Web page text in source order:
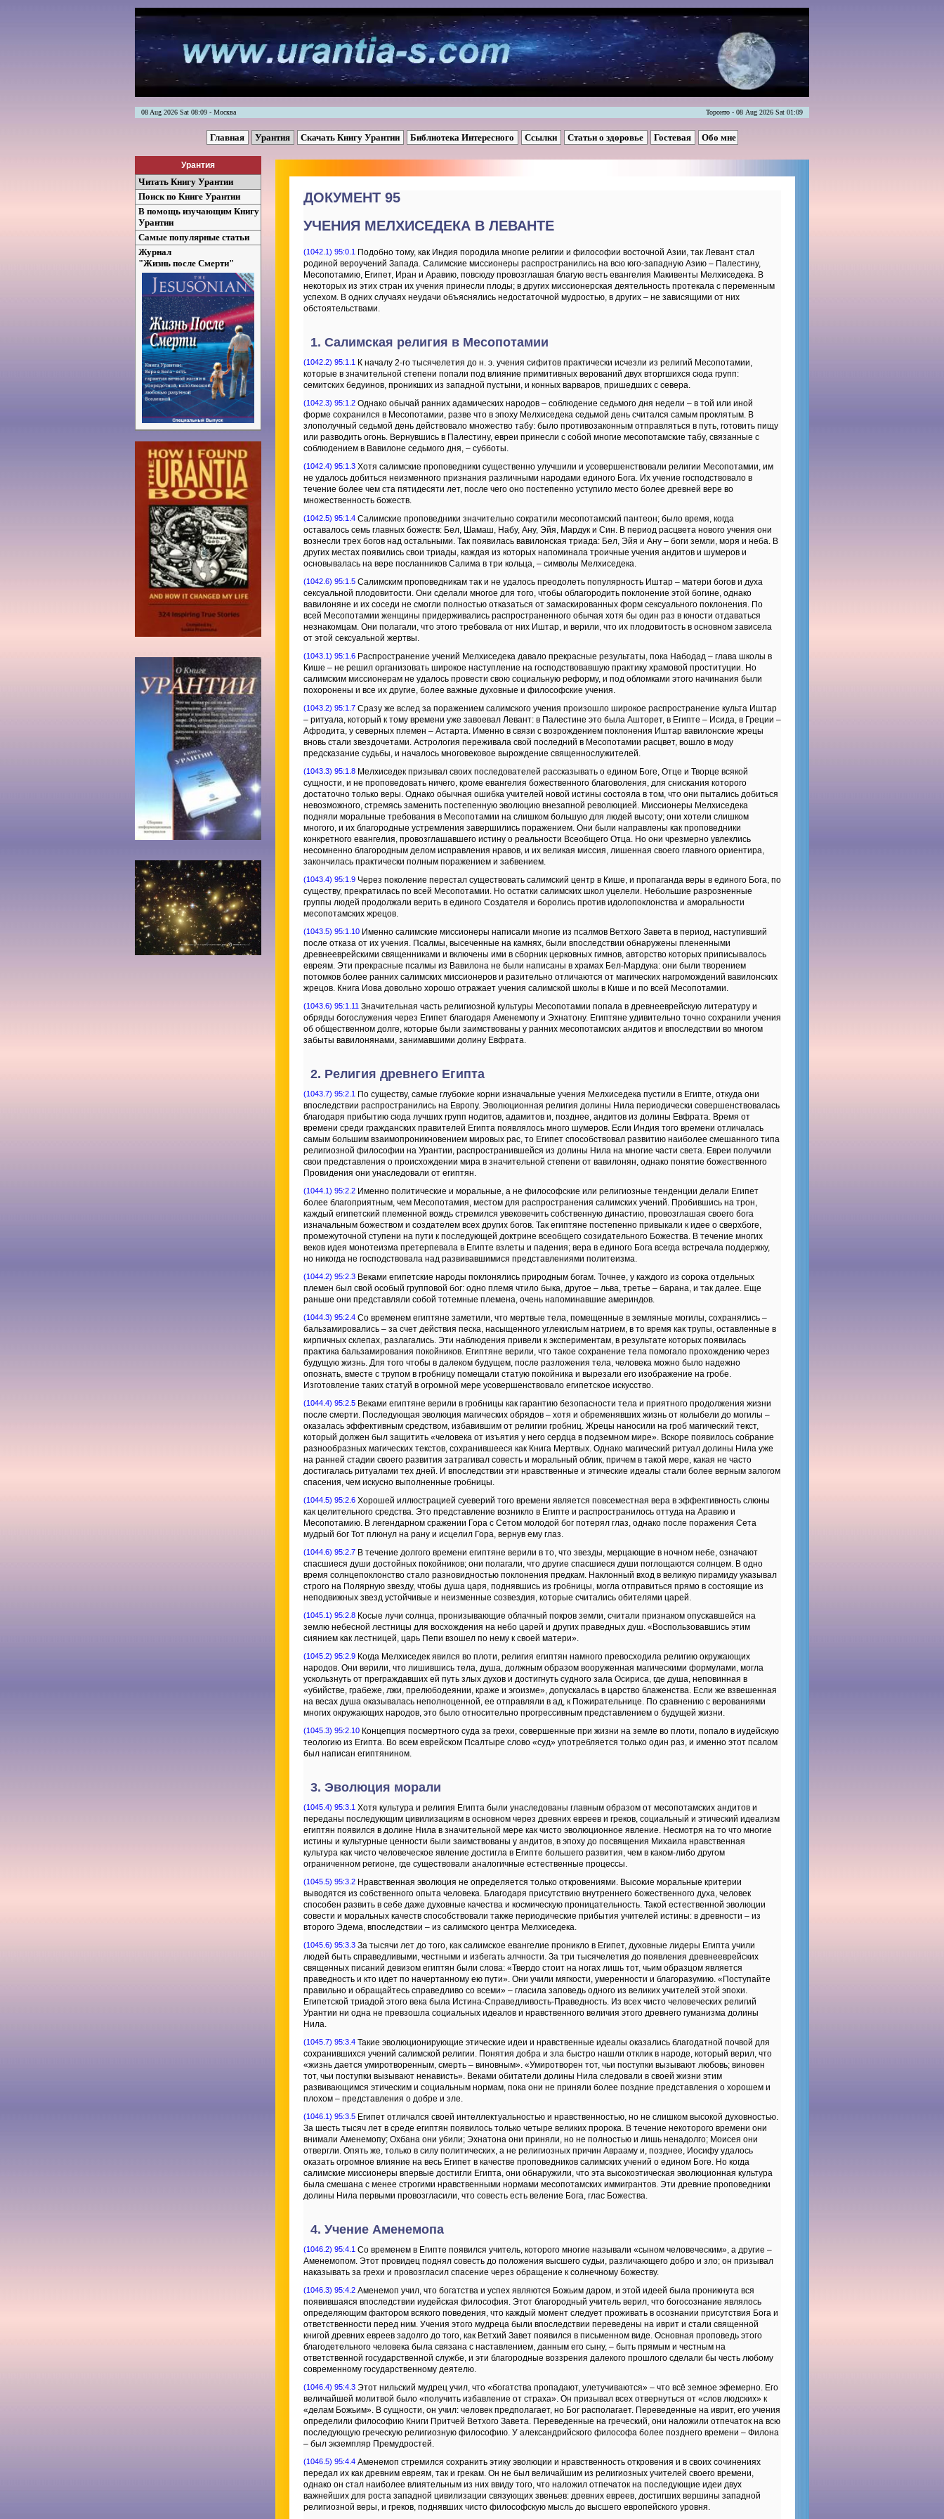
08 Aug 2026 Sat 08:09 - Москва Торонто - 08 Aug 2026 Sat 01:09
Главная Урантия Скачать Книгу Урантии Библиотека Интересного Ссылки Статьи о здоровье Гостевая Обо мне
Урантия
Читать Книгу Урантии
Поиск по Книге Урантии
В помощь изучающим Книгу
Урантии
Самые популярные статьи
Журнал
"Жизнь после Смерти"
ДОКУМЕНТ 95
УЧЕНИЯ МЕЛХИСЕДЕКА В ЛЕВАНТЕ
(1042.1) 95:0.1 Подобно тому, как Индия породила многие религии и философии восточной Азии, так Левант стал
родиной вероучений Запада. Салимские миссионеры распространились на всю юго-западную Азию – Палестину,
Месопотамию, Египет, Иран и Аравию, повсюду провозглашая благую весть евангелия Макивенты Мелхиседека. В
некоторых из этих стран их учения принесли плоды; в других миссионерская деятельность протекала с переменным
успехом. В одних случаях неудачи объяснялись недостаточной мудростью, в других – не зависящими от них
обстоятельствами.
1. Салимская религия в Месопотамии
(1042.2) 95:1.1 К началу 2-го тысячелетия до н. э. учения сифитов практически исчезли из религий Месопотамии,
которые в значительной степени попали под влияние примитивных верований двух вторгшихся сюда групп:
семитских бедуинов, проникших из западной пустыни, и конных варваров, пришедших с севера.
(1042.3) 95:1.2 Однако обычай ранних адамических народов – соблюдение седьмого дня недели – в той или иной
форме сохранился в Месопотамии, разве что в эпоху Мелхиседека седьмой день считался самым проклятым. В
злополучный седьмой день действовало множество табу: было противозаконным отправляться в путь, готовить пищу
или разводить огонь. Вернувшись в Палестину, евреи принесли с собой многие месопотамские табу, связанные с
соблюдением в Вавилоне седьмого дня, – субботы.
(1042.4) 95:1.3 Хотя салимские проповедники существенно улучшили и усовершенствовали религии Месопотамии, им
не удалось добиться неизменного признания различными народами единого Бога. Их учение господствовало в
течение более чем ста пятидесяти лет, после чего оно постепенно уступило место более древней вере во
множественность божеств.
(1042.5) 95:1.4 Салимские проповедники значительно сократили месопотамский пантеон; было время, когда
оставалось семь главных божеств: Бел, Шамаш, Набу, Ану, Эйя, Мардук и Син. В период расцвета нового учения они
вознесли трех богов над остальными. Так появилась вавилонская триада: Бел, Эйя и Ану – боги земли, моря и неба. В
других местах появились свои триады, каждая из которых напоминала троичные учения андитов и шумеров и
основывалась на вере посланников Салима в три кольца, – символы Мелхиседека.
(1042.6) 95:1.5 Салимским проповедникам так и не удалось преодолеть популярность Иштар – матери богов и духа
сексуальной плодовитости. Они сделали многое для того, чтобы облагородить поклонение этой богине, однако
вавилоняне и их соседи не смогли полностью отказаться от замаскированных форм сексуального поклонения. По
всей Месопотамии женщины придерживались распространенного обычая хотя бы один раз в юности отдаваться
незнакомцам. Они полагали, что этого требовала от них Иштар, и верили, что их плодовитость в основном зависела
от этой сексуальной жертвы.
(1043.1) 95:1.6 Распространение учений Мелхиседека давало прекрасные результаты, пока Набодад – глава школы в
Кише – не решил организовать широкое наступление на господствовавшую практику храмовой проституции. Но
салимским миссионерам не удалось провести свою социальную реформу, и под обломками этого начинания были
похоронены и все их другие, более важные духовные и философские учения.
(1043.2) 95:1.7 Сразу же вслед за поражением салимского учения произошло широкое распространение культа Иштар
– ритуала, который к тому времени уже завоевал Левант: в Палестине это была Ашторет, в Египте – Исида, в Греции –
Афродита, у северных племен – Астарта. Именно в связи с возрождением поклонения Иштар вавилонские жрецы
вновь стали звездочетами. Астрология переживала свой последний в Месопотамии расцвет, вошло в моду
предсказание судьбы, и началось многовековое вырождение священнослужителей.
(1043.3) 95:1.8 Мелхиседек призывал своих последователей рассказывать о едином Боге, Отце и Творце всякой
сущности, и не проповедовать ничего, кроме евангелия божественного благоволения, для снискания которого
достаточно только веры. Однако обычная ошибка учителей новой истины состояла в том, что они пытались добиться
невозможного, стремясь заменить постепенную эволюцию внезапной революцией. Миссионеры Мелхиседека
подняли моральные требования в Месопотамии на слишком большую для людей высоту; они хотели слишком
многого, и их благородные устремления завершились поражением. Они были направлены как проповедники
конкретного евангелия, провозглашавшего истину о реальности Всеобщего Отца. Но они чрезмерно увлеклись
несомненно благородным делом исправления нравов, и их великая миссия, лишенная своего главного ориентира,
закончилась практически полным поражением и забвением.
(1043.4) 95:1.9 Через поколение перестал существовать салимский центр в Кише, и пропаганда веры в единого Бога, по
существу, прекратилась по всей Месопотамии. Но остатки салимских школ уцелели. Небольшие разрозненные
группы людей продолжали верить в единого Создателя и боролись против идолопоклонства и аморальности
месопотамских жрецов.
(1043.5) 95:1.10 Именно салимские миссионеры написали многие из псалмов Ветхого Завета в период, наступивший
после отказа от их учения. Псалмы, высеченные на камнях, были впоследствии обнаружены плененными
древнееврейскими священниками и включены ими в сборник церковных гимнов, авторство которых приписывалось
евреям. Эти прекрасные псалмы из Вавилона не были написаны в храмах Бел-Мардука: они были творением
потомков более ранних салимских миссионеров и разительно отличаются от магических нагромождений вавилонских
жрецов. Книга Иова довольно хорошо отражает учения салимской школы в Кише и по всей Месопотамии.
(1043.6) 95:1.11 Значительная часть религиозной культуры Месопотамии попала в древнееврейскую литературу и
обряды богослужения через Египет благодаря Аменемопу и Эхнатону. Египтяне удивительно точно сохранили учения
об общественном долге, которые были заимствованы у ранних месопотамских андитов и впоследствии во многом
забыты вавилонянами, занимавшими долину Евфрата.
2. Религия древнего Египта
(1043.7) 95:2.1 По существу, самые глубокие корни изначальные учения Мелхиседека пустили в Египте, откуда они
впоследствии распространились на Европу. Эволюционная религия долины Нила периодически совершенствовалась
благодаря прибытию сюда лучших групп нодитов, адамитов и, позднее, андитов из долины Евфрата. Время от
времени среди гражданских правителей Египта появлялось много шумеров. Если Индия того времени отличалась
самым большим взаимопроникновением мировых рас, то Египет способствовал развитию наиболее смешанного типа
религиозной философии на Урантии, распространившейся из долины Нила на многие части света. Евреи получили
свои представления о происхождении мира в значительной степени от вавилонян, однако понятие божественного
Провидения они унаследовали от египтян.
(1044.1) 95:2.2 Именно политические и моральные, а не философские или религиозные тенденции делали Египет
более благоприятным, чем Месопотамия, местом для распространения салимских учений. Пробившись на трон,
каждый египетский племенной вождь стремился увековечить собственную династию, провозглашая своего бога
изначальным божеством и создателем всех других богов. Так египтяне постепенно привыкали к идее о сверхбоге,
промежуточной ступени на пути к последующей доктрине всеобщего созидательного Божества. В течение многих
веков идея монотеизма претерпевала в Египте взлеты и падения; вера в единого Бога всегда встречала поддержку,
но никогда не господствовала над развивавшимися представлениями политеизма.
(1044.2) 95:2.3 Веками египетские народы поклонялись природным богам. Точнее, у каждого из сорока отдельных
племен был свой особый групповой бог: одно племя чтило быка, другое – льва, третье – барана, и так далее. Еще
раньше они представляли собой тотемные племена, очень напоминавшие америндов.
(1044.3) 95:2.4 Со временем египтяне заметили, что мертвые тела, помещенные в земляные могилы, сохранялись –
бальзамировались – за счет действия песка, насыщенного углекислым натрием, в то время как трупы, оставленные в
кирпичных склепах, разлагались. Эти наблюдения привели к экспериментам, в результате которых появилась
практика бальзамирования покойников. Египтяне верили, что такое сохранение тела помогало прохождению через
будущую жизнь. Для того чтобы в далеком будущем, после разложения тела, человека можно было надежно
опознать, вместе с трупом в гробницу помещали статую покойника и вырезали его изображение на гробе.
Изготовление таких статуй в огромной мере усовершенствовало египетское искусство.
(1044.4) 95:2.5 Веками египтяне верили в гробницы как гарантию безопасности тела и приятного продолжения жизни
после смерти. Последующая эволюция магических обрядов – хотя и обременявших жизнь от колыбели до могилы –
оказалась эффективным средством, избавившим от религии гробниц. Жрецы наносили на гроб магический текст,
который должен был защитить «человека от изъятия у него сердца в подземном мире». Вскоре появилось собрание
разнообразных магических текстов, сохранившееся как Книга Мертвых. Однако магический ритуал долины Нила уже
на ранней стадии своего развития затрагивал совесть и моральный облик, причем в такой мере, какая не часто
достигалась ритуалами тех дней. И впоследствии эти нравственные и этические идеалы стали более верным залогом
спасения, чем искусно выполненные гробницы.
(1044.5) 95:2.6 Хорошей иллюстрацией суеверий того времени является повсеместная вера в эффективность слюны
как целительного средства. Это представление возникло в Египте и распространилось оттуда на Аравию и
Месопотамию. В легендарном сражении Гора с Сетом молодой бог потерял глаз, однако после поражения Сета
мудрый бог Тот плюнул на рану и исцелил Гора, вернув ему глаз.
(1044.6) 95:2.7 В течение долгого времени египтяне верили в то, что звезды, мерцающие в ночном небе, означают
спасшиеся души достойных покойников; они полагали, что другие спасшиеся души поглощаются солнцем. В одно
время солнцепоклонство стало разновидностью поклонения предкам. Наклонный вход в великую пирамиду указывал
строго на Полярную звезду, чтобы душа царя, поднявшись из гробницы, могла отправиться прямо в состоящие из
неподвижных звезд устойчивые и неизменные созвездия, которые считались обителями царей.
(1045.1) 95:2.8 Косые лучи солнца, пронизывающие облачный покров земли, считали признаком опускавшейся на
землю небесной лестницы для восхождения на небо царей и других праведных душ. «Воспользовавшись этим
сиянием как лестницей, царь Пепи взошел по нему к своей матери».
(1045.2) 95:2.9 Когда Мелхиседек явился во плоти, религия египтян намного превосходила религию окружающих
народов. Они верили, что лишившись тела, душа, должным образом вооруженная магическими формулами, могла
ускользнуть от преграждавших ей путь злых духов и достигнуть судного зала Осириса, где душа, неповинная в
«убийстве, грабеже, лжи, прелюбодеянии, краже и эгоизме», допускалась в царство блаженства. Если же взвешенная
на весах душа оказывалась неполноценной, ее отправляли в ад, к Пожирательнице. По сравнению с верованиями
многих окружающих народов, это было относительно прогрессивным представлением о будущей жизни.
(1045.3) 95:2.10 Концепция посмертного суда за грехи, совершенные при жизни на земле во плоти, попало в иудейскую
теологию из Египта. Во всем еврейском Псалтыре слово «суд» употребляется только один раз, и именно этот псалом
был написан египтянином.
3. Эволюция морали
(1045.4) 95:3.1 Хотя культура и религия Египта были унаследованы главным образом от месопотамских андитов и
переданы последующим цивилизациям в основном через древних евреев и греков, социальный и этический идеализм
египтян появился в долине Нила в значительной мере как чисто эволюционное явление. Несмотря на то что многие
истины и культурные ценности были заимствованы у андитов, в эпоху до посвящения Михаила нравственная
культура как чисто человеческое явление достигла в Египте большего развития, чем в каком-либо другом
ограниченном регионе, где существовали аналогичные естественные процессы.
(1045.5) 95:3.2 Нравственная эволюция не определяется только откровениями. Высокие моральные критерии
выводятся из собственного опыта человека. Благодаря присутствию внутреннего божественного духа, человек
способен развить в себе даже духовные качества и космическую проницательность. Такой естественной эволюции
совести и моральных качеств способствовали также периодические прибытия учителей истины: в древности – из
второго Эдема, впоследствии – из салимского центра Мелхиседека.
(1045.6) 95:3.3 За тысячи лет до того, как салимское евангелие проникло в Египет, духовные лидеры Египта учили
людей быть справедливыми, честными и избегать алчности. За три тысячелетия до появления древнееврейских
священных писаний девизом египтян были слова: «Твердо стоит на ногах лишь тот, чьим образцом является
праведность и кто идет по начертанному ею пути». Они учили мягкости, умеренности и благоразумию. «Поступайте
правильно и обращайтесь справедливо со всеми» – гласила заповедь одного из великих учителей этой эпохи.
Египетской триадой этого века была Истина-Справедливость-Праведность. Из всех чисто человеческих религий
Урантии ни одна не превзошла социальных идеалов и нравственного величия этого древнего гуманизма долины
Нила.
(1045.7) 95:3.4 Такие эволюционирующие этические идеи и нравственные идеалы оказались благодатной почвой для
сохранившихся учений салимской религии. Понятия добра и зла быстро нашли отклик в народе, который верил, что
«жизнь дается умиротворенным, смерть – виновным». «Умиротворен тот, чьи поступки вызывают любовь; виновен
тот, чьи поступки вызывают ненависть». Веками обитатели долины Нила следовали в своей жизни этим
развивающимся этическим и социальным нормам, пока они не приняли более поздние представления о хорошем и
плохом – представления о добре и зле.
(1046.1) 95:3.5 Египет отличался своей интеллектуальностью и нравственностью, но не слишком высокой духовностью.
За шесть тысяч лет в среде египтян появилось только четыре великих пророка. В течение некоторого времени они
внимали Аменемопу; Охбана они убили; Эхнатона они приняли, но не полностью и лишь ненадолго; Моисея они
отвергли. Опять же, только в силу политических, а не религиозных причин Аврааму и, позднее, Иосифу удалось
оказать огромное влияние на весь Египет в качестве проповедников салимских учений о едином Боге. Но когда
салимские миссионеры впервые достигли Египта, они обнаружили, что эта высокоэтическая эволюционная культура
была смешана с менее строгими нравственными нормами месопотамских иммигрантов. Эти древние проповедники
долины Нила первыми провозгласили, что совесть есть веление Бога, глас Божества.
4. Учение Аменемопа
(1046.2) 95:4.1 Со временем в Египте появился учитель, которого многие называли «сыном человеческим», а другие –
Аменемопом. Этот провидец поднял совесть до положения высшего судьи, различающего добро и зло; он призывал
наказывать за грехи и провозгласил спасение через обращение к солнечному божеству.
(1046.3) 95:4.2 Аменемоп учил, что богатства и успех являются Божьим даром, и этой идеей была проникнута вся
появившаяся впоследствии иудейская философия. Этот благородный учитель верил, что богосознание являлось
определяющим фактором всякого поведения, что каждый момент следует проживать в осознании присутствия Бога и
ответственности перед ним. Учения этого мудреца были впоследствии переведены на иврит и стали священной
книгой древних евреев задолго до того, как Ветхий Завет появился в письменном виде. Основная проповедь этого
благодетельного человека была связана с наставлением, данным его сыну, – быть прямым и честным на
ответственной государственной службе, и эти благородные воззрения далекого прошлого сделали бы честь любому
современному государственному деятелю.
(1046.4) 95:4.3 Этот нильский мудрец учил, что «богатства пропадают, улетучиваются» – что всё земное эфемерно. Его
величайшей молитвой было «получить избавление от страха». Он призывал всех отвернуться от «слов людских» к
«делам Божьим». В сущности, он учил: человек предполагает, но Бог располагает. Переведенные на иврит, его учения
определили философию Книги Притчей Ветхого Завета. Переведенные на греческий, они наложили отпечаток на всю
последующую греческую религиозную философию. У александрийского философа более позднего времени – Филона
– был экземпляр Премудростей.
(1046.5) 95:4.4 Аменемоп стремился сохранить этику эволюции и нравственность откровения и в своих сочинениях
передал их как древним евреям, так и грекам. Он не был величайшим из религиозных учителей своего времени,
однако он стал наиболее влиятельным из них ввиду того, что наложил отпечаток на последующие идеи двух
важнейших для роста западной цивилизации связующих звеньев: древних евреев, достигших вершины западной
религиозной веры, и греков, поднявших чисто философскую мысль до высшего европейского уровня.